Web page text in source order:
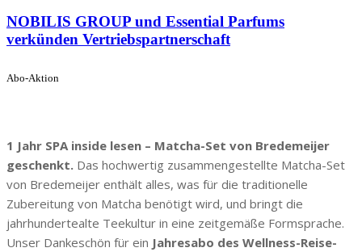
NOBILIS GROUP und Essential Parfums
verkünden Vertriebspartnerschaft
Abo-Aktion
1 Jahr SPA inside lesen – Matcha-Set von Bredemeijer
geschenkt. Das hochwertig zusammengestellte Matcha-Set
von Bredemeijer enthält alles, was für die traditionelle
Zubereitung von Matcha benötigt wird, und bringt die
jahrhundertealte Teekultur in eine zeitgemäße Formsprache.
Unser Dankeschön für ein Jahresabo des Wellness-Reise-